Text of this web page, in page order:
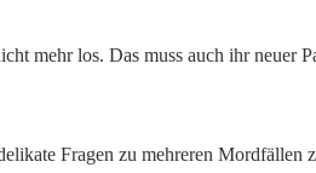
mehr los. Das muss auch ihr neuer
Fragen zu mehreren Mordfällen